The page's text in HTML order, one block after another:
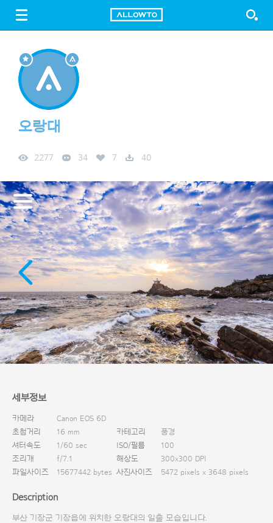
FREE DOWNLOAD
오랑대
2277 34 7 40
세부정보
카메라
Canon EOS 6D
초첨거리
16 mm 카테고리
풍경
셔터속도
1/60 sec ISO/필름
100
조리개
f/7.1 해상도
300x300 DPI
파일사이즈
15677442 bytes 사진사이즈 5472 pixels x 3648 pixels
Description
부산 기장군 기장읍에 위치한 오랑대의 일출 모습입니다.